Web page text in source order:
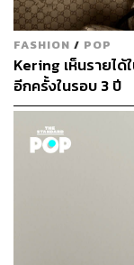
FASHION / POP
Kering เห็นรายไ
อีกครั้งในรอบ 3 ปี